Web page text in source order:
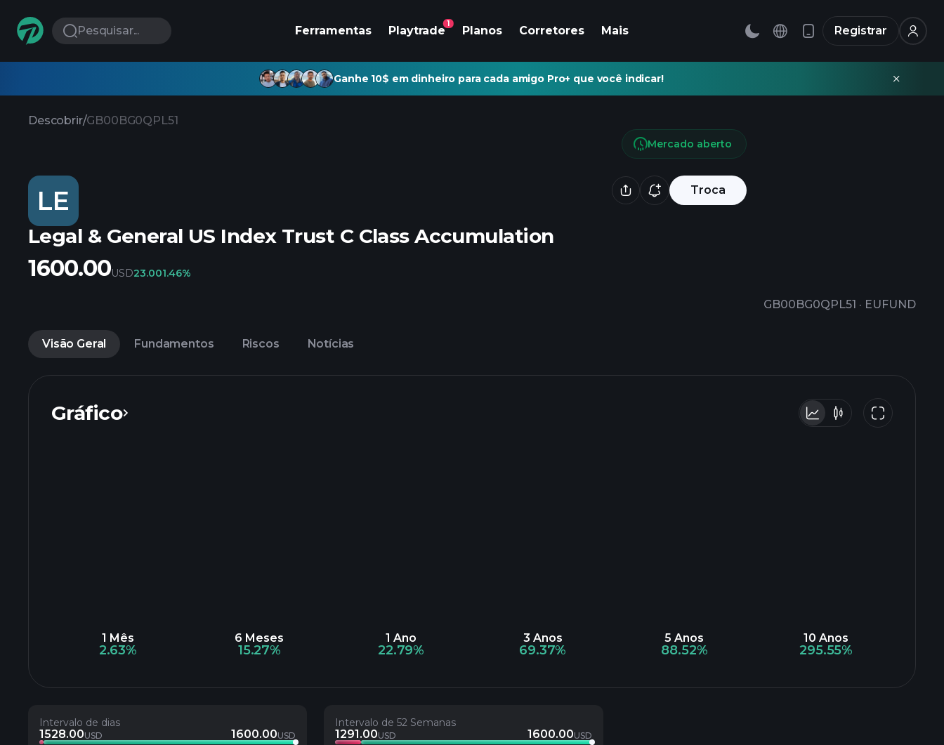
Pesquisar... Ferramentas Playtrade
1
Planos Corretores Mais Registrar
Ganhe 10$ em dinheiro para cada amigo Pro+ que você indicar!
Descobrir/GB00BG0QPL51
LE Troca
Legal & General US Index Trust C Class Accumulation
GB00BG0QPL51 · EUFUND
Mercado aberto
1600.00USD23.001.46%
Visão Geral Fundamentos Riscos Notícias
Gráfico
1 Mês
2.63%
6 Meses
15.27%
1 Ano
22.79%
3 Anos
69.37%
5 Anos
88.52%
10 Anos
295.55%
Intervalo de dias
1528.00USD 1600.00USD
Intervalo de 52 Semanas
1291.00USD 1600.00USD